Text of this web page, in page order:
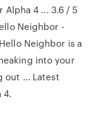
4 ... 3.6 / 5
Neighbor -
Neighbor is a
into your
out ... Latest
4.